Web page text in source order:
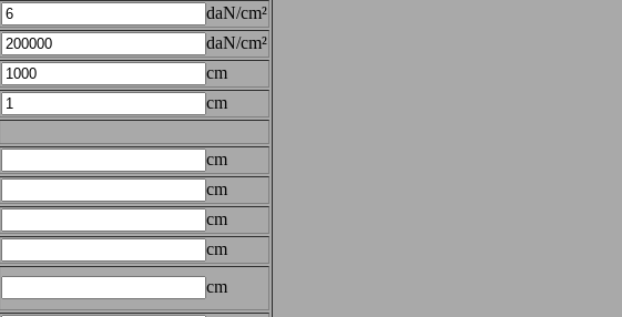
daN/cm²
daN/cm²
cm
cm
cm
cm
cm
cm
cm